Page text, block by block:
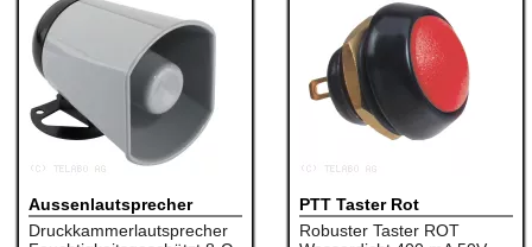
Aussenlautsprecher
Druckkammerlautsprecher
PTT Taster Rot
Robuster Taster ROT